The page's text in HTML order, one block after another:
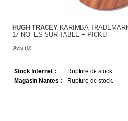
HUGH TRACEY KARIMBA
17 NOTES SUR TABLE + PICKU
Avis (0)
Stock Internet :
Rupture de stock.
Magasin Nantes :
Rupture de stock.